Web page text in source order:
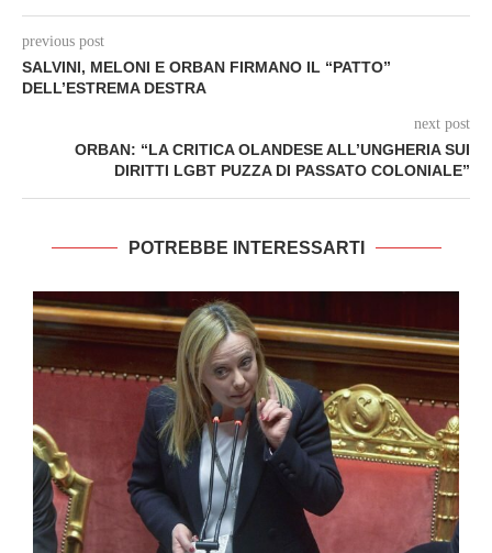
previous post
SALVINI, MELONI E ORBAN FIRMANO IL “PATTO”
DELL’ESTREMA DESTRA
next post
ORBAN: “LA CRITICA OLANDESE ALL’UNGHERIA SUI
DIRITTI LGBT PUZZA DI PASSATO COLONIALE”
POTREBBE INTERESSARTI